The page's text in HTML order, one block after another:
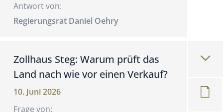
Antwort von:
Regierungsrat Daniel Oehry
Zollhaus Steg: Warum prüft das
Land nach wie vor einen Verkauf?
10. Juni 2026
Frage von: